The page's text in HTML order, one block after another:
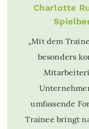
Charlotte
„Mit dem
besonders
umfassende
Trainee bringt